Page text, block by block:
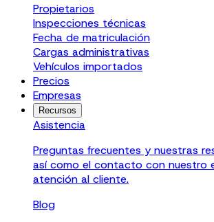
Propietarios
Inspecciones técnicas
Fecha de matriculación
Cargas administrativas
Vehículos importados
Precios
Empresas
Recursos
Asistencia
Preguntas frecuentes y nuestras
así como el contacto con nuestro
atención al cliente.
Blog